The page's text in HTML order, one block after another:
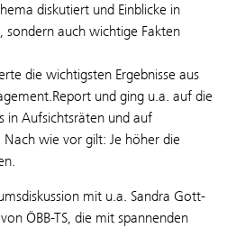
diskutiert und Einblicke in
sondern auch wichtige Fakten
die wichtigsten Ergebnisse aus
und ging u.a. auf die
in Aufsichtsräten und auf
wie vor gilt: Je höher die
mit u.a. Sandra Gott-
ÖBB-TS, die mit spannenden